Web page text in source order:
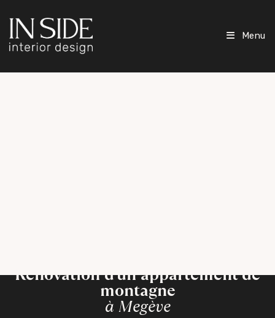
Menu
Rénovation d'un appartement de
montagne
à Megève